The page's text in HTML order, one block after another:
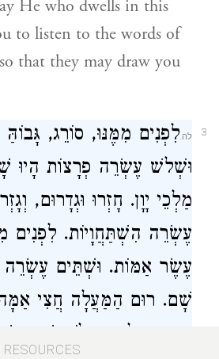
He who dwells in this
to listen to the words of
that they may draw you
3
לִפְנִים מִמֶּנּוּ, סוֹרֵג,
וּשְׁלשׁ עֶשְׂרֵה פְרָצוֹת הָיוּ
מַלְכֵי יָוָן. חָזְרוּ וּגְדָרוּם,
עֶשְׂרֵה הִשְׁתַּחֲוָיוֹת. לִפְנִים
עֶשֶׂר אַמּוֹת. וּשְׁתֵּים עֶשְׂרֵה
שָׁם. רוּם הַמַּעֲלָה חֲצִי
אַמָּה. כָּל הַמַּעֲלוֹת שֶׁהָיוּ
RESOURCES